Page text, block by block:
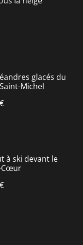
glacés du
Michel
à ski devant le
Cœur